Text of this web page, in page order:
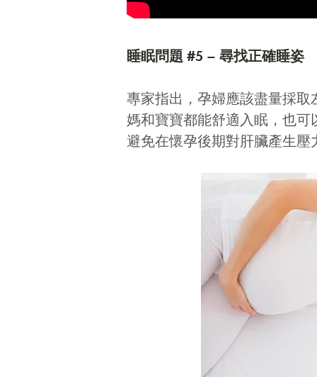
睡眠問題 #5 – 尋找正確睡姿
專家指出，孕婦應該盡量採
媽和寶寶都能舒適入眠，也
避免在懷孕後期對肝臟產生壓